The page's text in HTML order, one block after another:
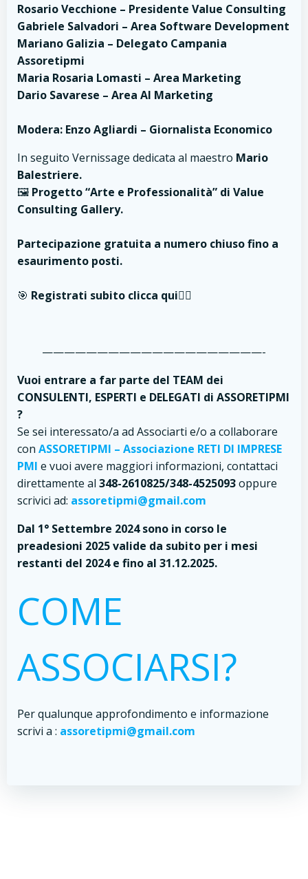
Rosario Vecchione – Presidente Value Consulting
Gabriele Salvadori – Area Software Development
Mariano Galizia – Delegato Campania
Assoretipmi
Maria Rosaria Lomasti – Area Marketing
Dario Savarese – Area AI Marketing
Modera: Enzo Agliardi – Giornalista Economico
In seguito Vernissage dedicata al maestro Mario
Balestriere.
🖼️ Progetto “Arte e Professionalità” di Value
Consulting Gallery.
Partecipazione gratuita a numero chiuso fino a
esaurimento posti.
🎯 Registrati subito clicca qui👇🏼
————————————————————-
Vuoi entrare a far parte del TEAM dei
CONSULENTI, ESPERTI e DELEGATI di ASSORETIPMI
?
Se sei interessato/a ad Associarti e/o a collaborare
con ASSORETIPMI – Associazione RETI DI IMPRESE
PMI e vuoi avere maggiori informazioni, contattaci
direttamente al 348-2610825/348-4525093oppure
scrivici ad: assoretipmi@gmail.com
Dal 1° Settembre 2024 sono in corso le
preadesioni 2025 valide da subito per i mesi
restanti del 2024 e fino al 31.12.2025.
COME
ASSOCIARSI?
Per qualunque approfondimento e informazione
scrivi a : assoretipmi@gmail.com